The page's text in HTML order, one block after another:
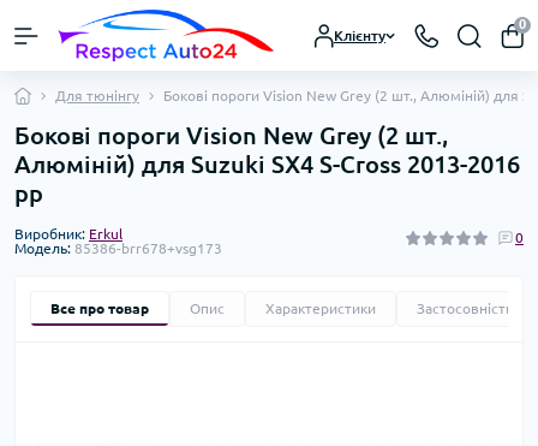
Клієнту
0
Для тюнінгу Бокові пороги Vision New Grey (2 шт., Алюміній) для
Бокові пороги Vision New Grey (2 шт.,
Алюміній) для Suzuki SX4 S-Cross 2013-2016
рр
Виробник: Erkul
Модель: 85386-brr678+vsg173
0
Все про товар Опис Характеристики Застосовність